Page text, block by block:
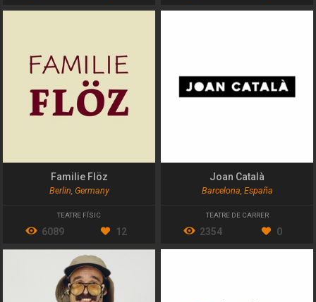
Familie Flöz
Berlin, Germany
TEATRE FÍSIC
6089 12
Joan Català
Barcelona, España
TEATRE DE CARRER
2354 0